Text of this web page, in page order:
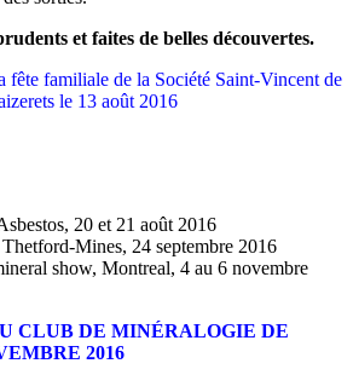
et faites de belles découvertes.
fête familiale de la Société Saint-Vincent de
le 13 août 2016
20 et 21 août 2016
Mines, 24 septembre 2016
show, Montreal, 4 au 6 novembre
CLUB DE MINÉRALOGIE DE
2016